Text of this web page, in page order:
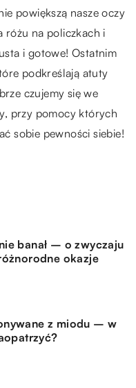
powiększą nasze oczy
różu na policzkach i
i gotowe! Ostatnim
podkreślają atuty
czujemy się we
przy pomocy których
sobie pewności siebie!
banał – o zwyczaju
okazje
z miodu – w